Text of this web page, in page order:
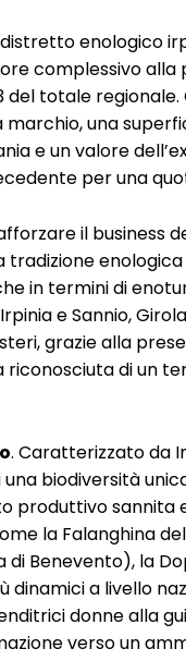
distretto enologico
complessivo alla
del totale
una
e un valore
per una
il business
tradizione
in termini di
e Sannio,
grazie alla
riconosciuta di un
. Caratterizzato da
una biodiversità
produttivo sannita
la Falanghina
Benevento), la
dinamici a livello
donne alla
verso un